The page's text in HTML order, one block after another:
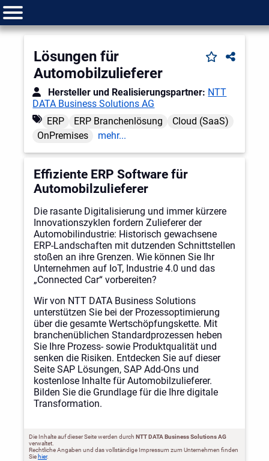
Lösungen für
Automobilzulieferer
Hersteller und Realisierungspartner: NTT
DATA Business Solutions AG
ERP
ERP Branchenlösung
Cloud (SaaS)
OnPremises
mehr...
Effiziente ERP Software für
Automobilzulieferer
Die rasante Digitalisierung und immer kürzere
Innovationszyklen fordern Zulieferer der
Automobilindustrie: Historisch gewachsene
ERP-Landschaften mit dutzenden Schnittstellen
stoßen an ihre Grenzen. Wie können Sie Ihr
Unternehmen auf IoT, Industrie 4.0 und das
„Connected Car“ vorbereiten?
Wir von NTT DATA Business Solutions
unterstützen Sie bei der Prozessoptimierung
über die gesamte Wertschöpfungskette. Mit
branchenüblichen Standardprozessen heben
Sie Ihre Prozess- sowie Produktqualität und
senken die Risiken. Entdecken Sie auf dieser
Seite SAP Lösungen, SAP Add-Ons und
kostenlose Inhalte für Automobilzulieferer.
Bilden Sie die Grundlage für die Ihre digitale
Transformation.
Die Inhalte auf dieser Seite werden durch NTT DATA Business Solutions AG
verwaltet.
Rechtliche Angaben und das vollständige Impressum zum Unternehmen finden
Sie hier.